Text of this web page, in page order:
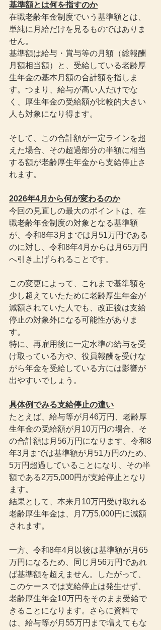
基準額とは何を指すのか
在職老齢年金制度でいう基準額とは、
単純に月給だけを見るものではありま
せん。
基準額は給与・賞与等の月額（総報酬
月額相当額）と、受給している老齢厚
生年金の基本月額の合計額を指しま
す。つまり、給与が高い人だけでな
く、厚生年金の受給額が比較的大きい
人も対象になり得ます。
そして、この合計額が一定ラインを超
えた場合、その超過部分の半額に相当
する額が老齢厚生年金から支給停止さ
れます。
2026年4月から何が変わるのか
今回の見直しの最大のポイントは、在
職老齢年金制度の対象となる基準額
が、令和8年3月までは月51万円である
のに対し、令和8年4月からは月65万円
へ引き上げられることです。
この変更によって、これまで基準額を
少し超えていたために老齢厚生年金が
減額されていた人でも、改正後は支給
停止の対象外になる可能性がありま
す。
特に、再雇用後に一定水準の給与を受
け取っている方や、役員報酬を受けな
がら年金を受給している方には影響が
出やすいでしょう。
具体例でみる支給停止の違い
たとえば、給与等が月46万円、老齢厚
生年金の受給額が月10万円の場合、そ
の合計額は月56万円になります。令和8
年3月までは基準額が月51万円のため、
5万円超過していることになり、その半
額である2万5,000円が支給停止となり
ます。
結果として、本来月10万円受け取れる
老齢厚生年金は、月7万5,000円に減額
されます。
一方、令和8年4月以後は基準額が月65
万円になるため、同じ月56万円であれ
ば基準額を超えません。したがって、
このケースでは支給停止は発生せず、
老齢厚生年金10万円をそのまま受給で
きることになります。さらに資料で
は、給与等が月55万円まで増えてもな